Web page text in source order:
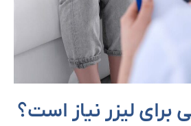
برای لیزر نیاز است؟